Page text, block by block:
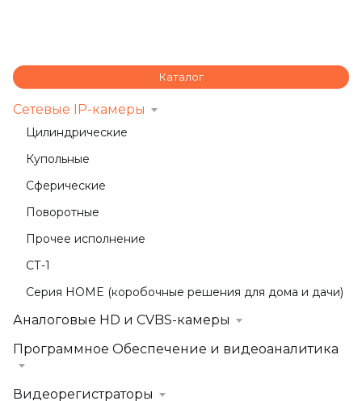
Каталог
Сетевые IP-камеры
Цилиндрические
Купольные
Сферические
Поворотные
Прочее исполнение
СТ-1
Серия HOME (коробочные решения для дома и дачи)
Аналоговые HD и CVBS-камеры
Программное Обеспечение и видеоаналитика
Видеорегистраторы